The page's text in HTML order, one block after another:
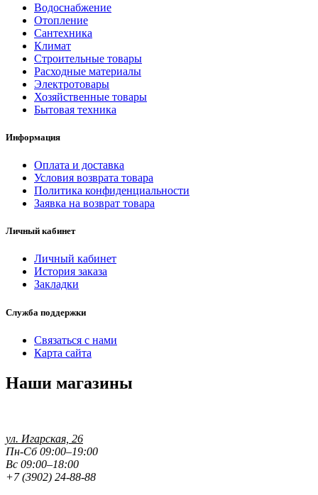
Водоснабжение
Отопление
Сантехника
Климат
Строительные товары
Расходные материалы
Электротовары
Хозяйственные товары
Бытовая техника
Информация
Оплата и доставка
Условия возврата товара
Политика конфиденциальности
Заявка на возврат товара
Личный кабинет
Личный кабинет
История заказа
Закладки
Служба поддержки
Связаться с нами
Карта сайта
Наши магазины
ул. Игарская, 26
Пн-Сб 09:00–19:00
Вс 09:00–18:00
+7 (3902) 24-88-88